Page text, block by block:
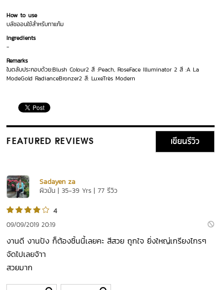
How to use
บลัชออนใช้สำหรับทาแก้ม
Ingredients
-
Remarks
ในตลับประกอบด้วย:Blush Colour2 สี :Peach, RoseFace Illuminator 2 สี :A La
ModeGold RadianceBronzer2 สี: LuxeTrès Modern
FEATURED REVIEWS เขียนรีวิว
Sadayen za
ผิวมัน | 35-39 Yrs | 77 รีวิว
4
09/09/2019 20:19
งานดี งานปัง ก็ต้องชิ้นนี้เลยคะ สีสวย ถูกใจ ยิ่งใหญ่เกรียงไกรๆ
จัดไปเลยจ้าา
สวยมาก